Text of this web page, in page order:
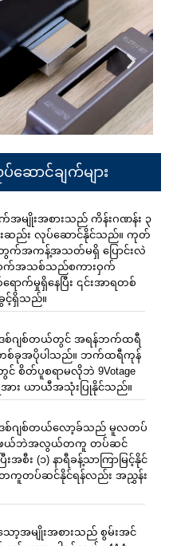
ောင်ချက်များ
မျိုးအစားသည် ကိန်းဂဏန်း ၃
ဆည်း လုပ်ဆောင်နိုင်သည်။ ကုတ်
က်အကန့်အသတ်မရှိ ပြောင်းလဲ
ဝှက်အသစ်သည်စကားဝှက်
ာက်မှုရှိနေပြီး ၎င်းအာရတစ်
င့်ရှိသည်။
း ဒစ်ဂျစ်တယ်တွင် အရန်ဘက်ထရီ
စ်ခုအပိုပါသည်။ ဘက်ထရီကုန်
င် စိတ်ပူစရာမလိုဘဲ 9Votage
ား ယာယီအသုံးပြုနိုင်သည်။
း ဒစ်ဂျစ်တယ်လော့ခ်သည် မူလတပ်
မဖယ်ဘဲအလွယ်တကူ တပ်ဆင်
စီး (၁) နာရီခန့်သာကြာမြင့်နိုင်
ကူတပ်ဆင်နိုင်ရန်လည်း အညွှန်း
သော့အမျိုးအစားသည် စွမ်းအင်